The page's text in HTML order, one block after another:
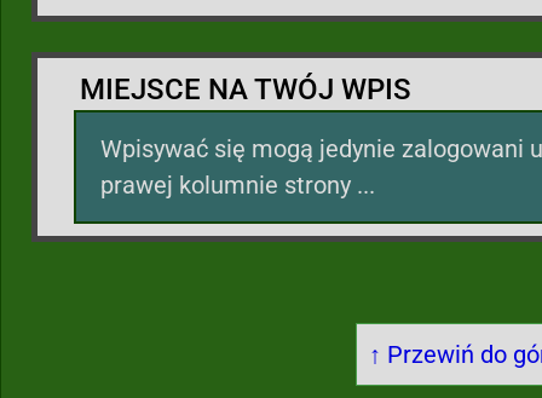
MIEJSCE NA TWÓJ WPIS
Wpisywać się mogą jedynie zalogowani
prawej kolumnie strony ...
↑ Przewiń do